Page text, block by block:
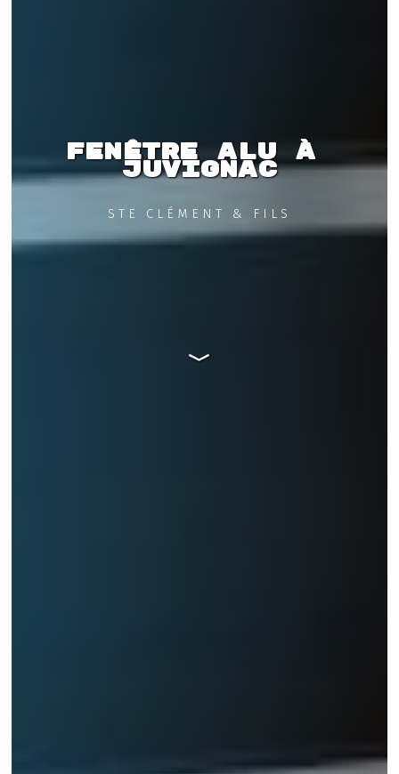
Fenêtre alu à
Juvignac
STE CLÉMENT & FILS